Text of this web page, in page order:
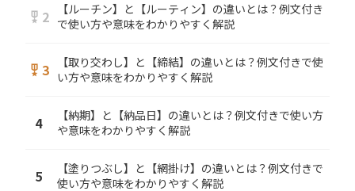
military_tech 2
【ルーチン】と【ルーティン】の違いとは？例文付き
で使い方や意味をわかりやすく解説
military_tech 3
【取り交わし】と【締結】の違いとは？例文付きで使
い方や意味をわかりやすく解説
4
【納期】と【納品日】の違いとは？例文付きで使い方
や意味をわかりやすく解説
5
【塗りつぶし】と【網掛け】の違いとは？例文付きで
使い方や意味をわかりやすく解説